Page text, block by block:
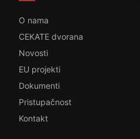
O nama
CEKATE dvorana
Novosti
EU projekti
Dokumenti
Pristupačnost
Kontakt